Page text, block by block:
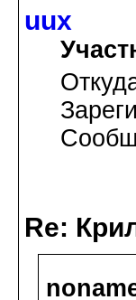
uux
Re: